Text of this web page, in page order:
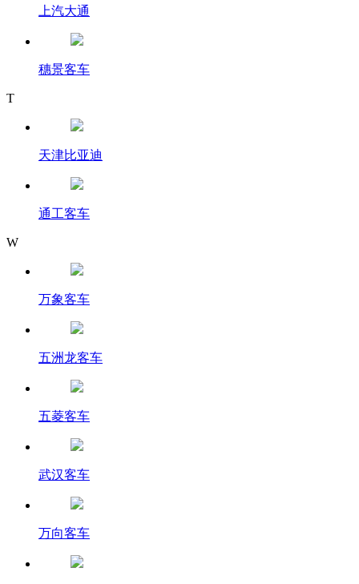
上汽大通
穗景客车
T
天津比亚迪
通工客车
W
万象客车
五洲龙客车
五菱客车
武汉客车
万向客车